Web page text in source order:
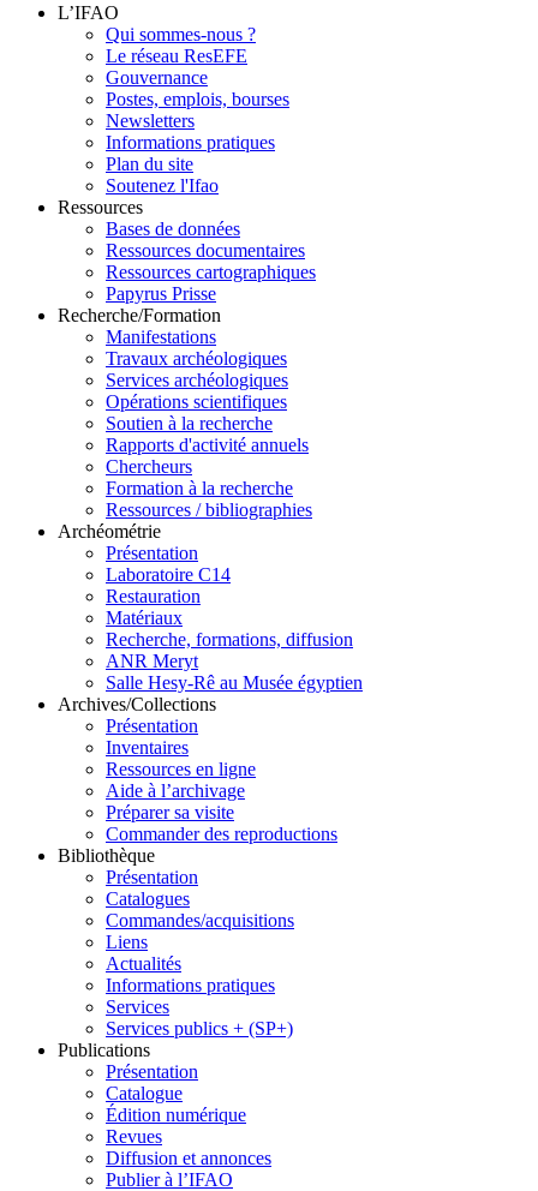
L’IFAO
Qui sommes-nous ?
Le réseau ResEFE
Gouvernance
Postes, emplois, bourses
Newsletters
Informations pratiques
Plan du site
Soutenez l'Ifao
Ressources
Bases de données
Ressources documentaires
Ressources cartographiques
Papyrus Prisse
Recherche/Formation
Manifestations
Travaux archéologiques
Services archéologiques
Opérations scientifiques
Soutien à la recherche
Rapports d'activité annuels
Chercheurs
Formation à la recherche
Ressources / bibliographies
Archéométrie
Présentation
Laboratoire C14
Restauration
Matériaux
Recherche, formations, diffusion
ANR Meryt
Salle Hesy-Rê au Musée égyptien
Archives/Collections
Présentation
Inventaires
Ressources en ligne
Aide à l’archivage
Préparer sa visite
Commander des reproductions
Bibliothèque
Présentation
Catalogues
Commandes/acquisitions
Liens
Actualités
Informations pratiques
Services
Services publics + (SP+)
Publications
Présentation
Catalogue
Édition numérique
Revues
Diffusion et annonces
Publier à l’IFAO